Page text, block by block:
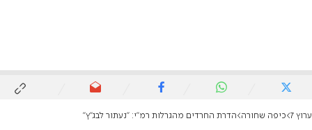
ערוץ 7 כיפה שחורה הדרת החרדים מהגרלות רמ"י: "נעתור לבג"ץ"